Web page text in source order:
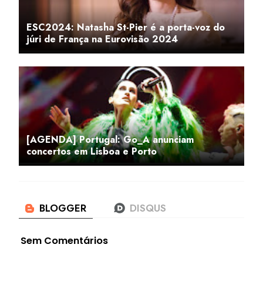
ESC2024: Natasha St-Pier é a porta-voz do
júri de França na Eurovisão 2024
[AGENDA] Portugal: Go_A anunciam
concertos em Lisboa e Porto
Sem Comentários